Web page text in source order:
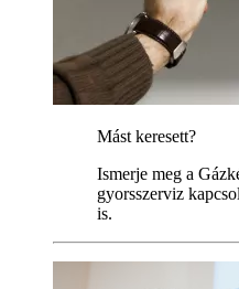
Mást keresett?
Ismerje meg a
gyorsszerviz
is.